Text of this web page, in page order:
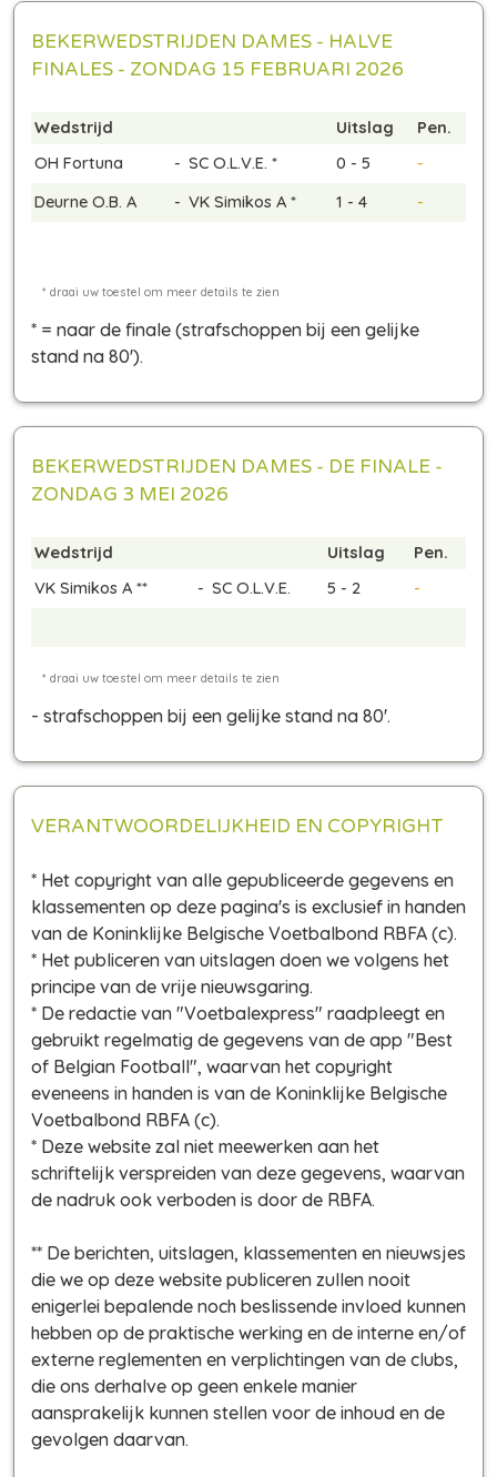
BEKERWEDSTRIJDEN DAMES - HALVE
FINALES - ZONDAG 15 FEBRUARI 2026
Wedstrijd Uitslag
Pen.
OH Fortuna
- SC O.L.V.E. * 0 - 5
-
Deurne O.B. A
- VK Simikos A * 1 - 4 -
* = naar de finale (strafschoppen bij een gelijke
stand na 80').
BEKERWEDSTRIJDEN DAMES - DE FINALE -
ZONDAG 3 MEI 2026
Wedstrijd Uitslag
Pen.
VK Simikos A **
- SC O.L.V.E. 5 - 2 -
- strafschoppen bij een gelijke stand na 80'.
VERANTWOORDELIJKHEID EN COPYRIGHT
* Het copyright van alle gepubliceerde gegevens en
klassementen op deze pagina's is exclusief in handen
van de Koninklijke Belgische Voetbalbond RBFA (c).
* Het publiceren van uitslagen doen we volgens het
principe van de vrije nieuwsgaring.
* De redactie van "Voetbalexpress" raadpleegt en
gebruikt regelmatig de gegevens van de app "Best
of Belgian Football", waarvan het copyright
eveneens in handen is van de Koninklijke Belgische
Voetbalbond RBFA (c).
* Deze website zal niet meewerken aan het
schriftelijk verspreiden van deze gegevens, waarvan
de nadruk ook verboden is door de RBFA.
** De berichten, uitslagen, klassementen en nieuwsjes
die we op deze website publiceren zullen nooit
enigerlei bepalende noch beslissende invloed kunnen
hebben op de praktische werking en de interne en/of
externe reglementen en verplichtingen van de clubs,
die ons derhalve op geen enkele manier
aansprakelijk kunnen stellen voor de inhoud en de
gevolgen daarvan.